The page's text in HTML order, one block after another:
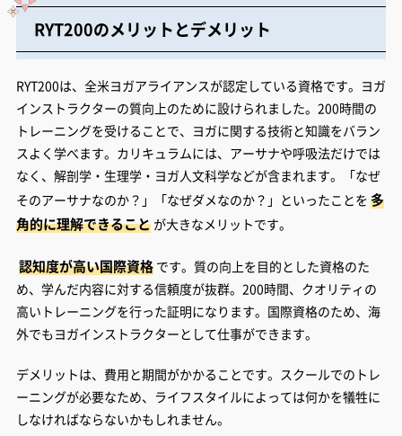
RYT200のメリットとデメリット
RYT200は、全米ヨガアライアンスが認定している資格です。ヨガ
インストラクターの質向上のために設けられました。200時間の
トレーニングを受けることで、ヨガに関する技術と知識をバラン
スよく学べます。カリキュラムには、アーサナや呼吸法だけでは
なく、解剖学・生理学・ヨガ人文科学などが含まれます。「なぜ
そのアーサナなのか？」「なぜダメなのか？」といったことを 多
角的に理解できること が大きなメリットです。
認知度が高い国際資格 です。質の向上を目的とした資格のた
め、学んだ内容に対する信頼度が抜群。200時間、クオリティの
高いトレーニングを行った証明になります。国際資格のため、海
外でもヨガインストラクターとして仕事ができます。
デメリットは、費用と期間がかかることです。スクールでのトレ
ーニングが必要なため、ライフスタイルによっては何かを犠牲に
しなければならないかもしれません。